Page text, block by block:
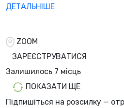
ДЕТАЛЬНІШЕ
ZOOM
ЗАРЕЄСТРУВАТИСЯ
Залишилось 7 місць
ПОКАЗАТИ ЩЕ
Підпишіться на розсилку —